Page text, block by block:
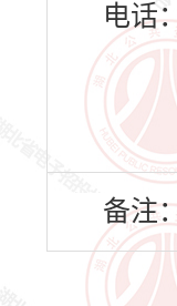
电话
备注